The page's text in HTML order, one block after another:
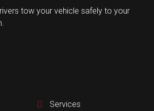
tow your vehicle safely to your
Services